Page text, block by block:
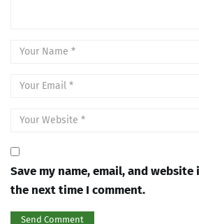
Save my name, email, and
the next time I comment.